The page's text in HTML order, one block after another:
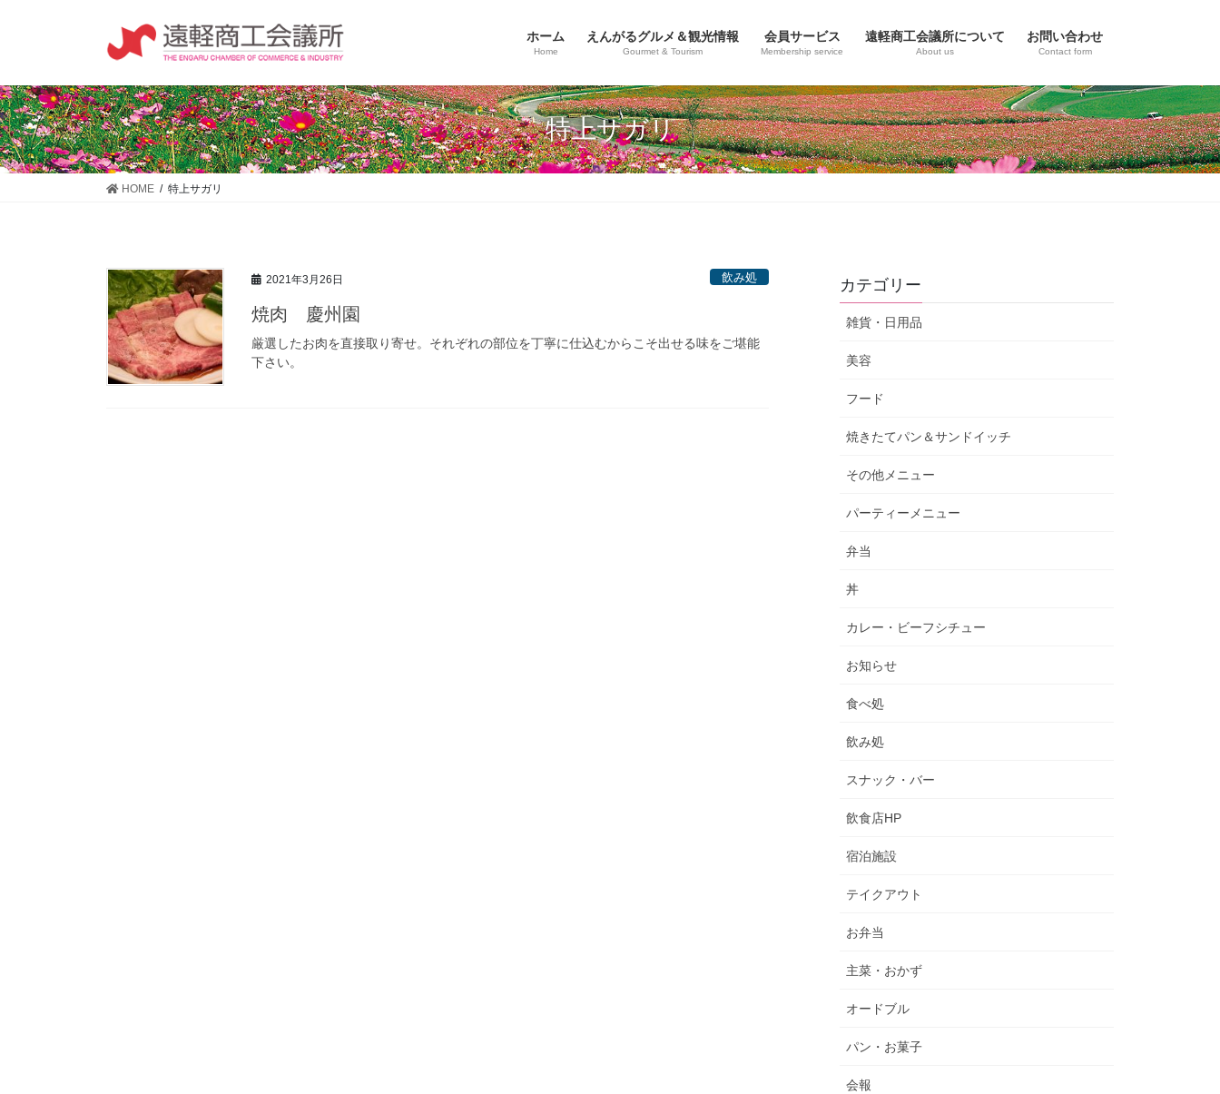
ツ
に
移
動
シ
ョ
ン
に
ホーム
Home
えんがるグルメ＆観光情報
Gourmet & Tourism
会員サービス
Membership service
遠軽商工会議所について
About us
お問い合わせ
Contact form
特上サガリ
HOME 特上サガリ
2021年3月26日 飲み処
焼肉 慶州園
厳選したお肉を直接取り寄せ。それぞれの部位を丁寧に仕込むからこそ出せる味をご堪能
下さい。
カテゴリー
雑貨・日用品
美容
フード
焼きたてパン＆サンドイッチ
その他メニュー
パーティーメニュー
弁当
丼
カレー・ビーフシチュー
お知らせ
食べ処
飲み処
スナック・バー
飲食店HP
宿泊施設
テイクアウト
お弁当
主菜・おかず
オードブル
パン・お菓子
会報